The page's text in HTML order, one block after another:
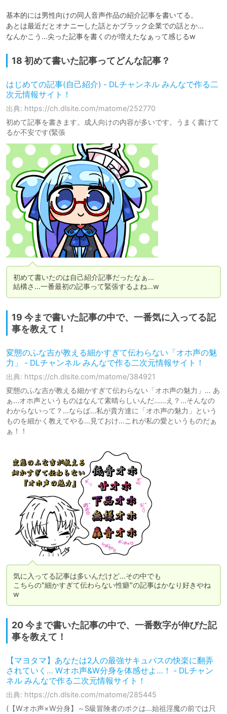
基本的には男性向けの同人音声作品の紹介記事を書いてる。
あとは最近だとオナニーした話とかブラック企業での話とか…
なんかこう…尖った記事を書くのが増えたなぁって感じるw
18 初めて書いた記事ってどんな記事？
はじめての記事(自己紹介) - DLチャンネル みんなで作る二
次元情報サイト！
出典: https://ch.dlsite.com/matome/252770
初めて記事を書きます。成人向けの内容が多いです。うまく書けて
るか不安です(緊張
初めて書いたのは自己紹介記事だったなぁ…
結構さ…一番最初の記事って緊張するよね…w
19 今まで書いた記事の中で、一番気に入ってる記
事を教えて！
変態のふな吉が教える細かすぎて伝わらない「オホ声の魅
力」 - DLチャンネル みんなで作る二次元情報サイト！
出典: https://ch.dlsite.com/matome/384921
変態のふな吉が教える細かすぎて伝わらない「オホ声の魅力」… あ
ぁ…オホ声というものはなんて素晴らしいんだ……え？…そんなの
わからないって？…ならば…私が貴方達に「オホ声の魅力」という
ものを細かく教えてやる…見ておけ…これが私の愛というものだぁ
ぁ！！
気に入ってる記事は多いんだけど…その中でも
こちらの"細かすぎて伝わらない性癖"の記事はかなり好きやね
w
20 今まで書いた記事の中で、一番数字が伸びた記
事を教えて！
【マヨタマ】あなたは2人の最強サキュバスの快楽に翻弄
されていく… Wオホ声&W分身を体感せよ…！ - DLチャン
ネル みんなで作る二次元情報サイト！
出典: https://ch.dlsite.com/matome/285445
(【Wオホ声×W分身】～S級冒険者のボクは…始祖淫魔の前では只